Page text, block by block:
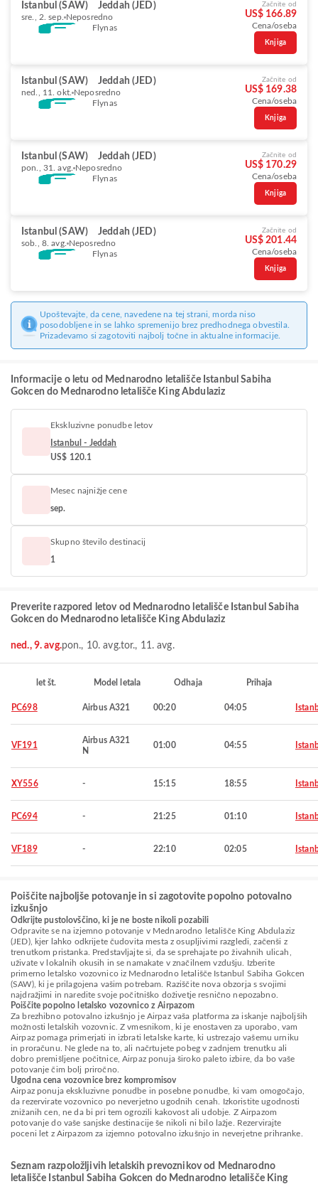
Istanbul (SAW) Jeddah (JED)
sre., 2. sep. Neposredno
Flynas
Začnite od
US$ 166.89
Cena/oseba
Knjiga
Istanbul (SAW) Jeddah (JED)
ned., 11. okt. Neposredno
Flynas
Začnite od
US$ 169.38
Cena/oseba
Knjiga
Istanbul (SAW) Jeddah (JED)
pon., 31. avg. Neposredno
Flynas
Začnite od
US$ 170.29
Cena/oseba
Knjiga
Istanbul (SAW) Jeddah (JED)
sob., 8. avg. Neposredno
Flynas
Začnite od
US$ 201.44
Cena/oseba
Knjiga
Upoštevajte, da cene, navedene na tej strani, morda niso
posodobljene in se lahko spremenijo brez predhodnega obvestila.
Prizadevamo si zagotoviti najbolj točne in aktualne informacije.
Informacije o letu od Mednarodno letališče Istanbul Sabiha
Gokcen do Mednarodno letališče King Abdulaziz
Ekskluzivne ponudbe letov
Istanbul - Jeddah
US$ 120.1
Mesec najnižje cene
sep.
Skupno število destinacij
1
Preverite razpored letov od Mednarodno letališče Istanbul Sabiha
Gokcen do Mednarodno letališče King Abdulaziz
ned., 9. avg.pon., 10. avg.tor., 11. avg.
let št. Model letala Odhaja Prihaja
PC698 Airbus A321 00:20 04:05
VF191
Airbus A321
N
01:00 04:55
XY556 - 15:15 18:55
PC694 - 21:25 01:10
VF189 - 22:10 02:05
Poiščite najboljše potovanje in si zagotovite popolno potovalno
izkušnjo
Odkrijte pustolovščino, ki je ne boste nikoli pozabili
Odpravite se na izjemno potovanje v Mednarodno letališče King Abdulaziz
(JED), kjer lahko odkrijete čudovita mesta z osupljivimi razgledi, začenši z
trenutkom pristanka. Predstavljajte si, da se sprehajate po živahnih ulicah,
uživate v lokalnih okusih in se namakate v značilnem vzdušju. Izberite
primerno letalsko vozovnico iz Mednarodno letališče Istanbul Sabiha Gokcen
(SAW), ki je prilagojena vašim potrebam. Raziščite nova obzorja s svojimi
najdražjimi in naredite svoje počitniško doživetje resnično nepozabno.
Poiščite popolno letalsko vozovnico z Airpazom
Za brezhibno potovalno izkušnjo je Airpaz vaša platforma za iskanje najboljših
možnosti letalskih vozovnic. Z vmesnikom, ki je enostaven za uporabo, vam
Airpaz pomaga primerjati in izbrati letalske karte, ki ustrezajo vašemu urniku
in proračunu. Ne glede na to, ali načrtujete pobeg v zadnjem trenutku ali
dobro premišljene počitnice, Airpaz ponuja široko paleto izbire, da bo vaše
potovanje čim bolj priročno.
Ugodna cena vozovnice brez kompromisov
Airpaz ponuja ekskluzivne ponudbe in posebne ponudbe, ki vam omogočajo,
da rezervirate vozovnico po neverjetno ugodnih cenah. Izkoristite ugodnosti
znižanih cen, ne da bi pri tem ogrozili kakovost ali udobje. Z Airpazom
potovanje do vaše sanjske destinacije še nikoli ni bilo lažje. Rezervirajte
poceni let z Airpazom za izjemno potovalno izkušnjo in neverjetne prihranke.
Seznam razpoložljivih letalskih prevoznikov od Mednarodno
letališče Istanbul Sabiha Gokcen do Mednarodno letališče King